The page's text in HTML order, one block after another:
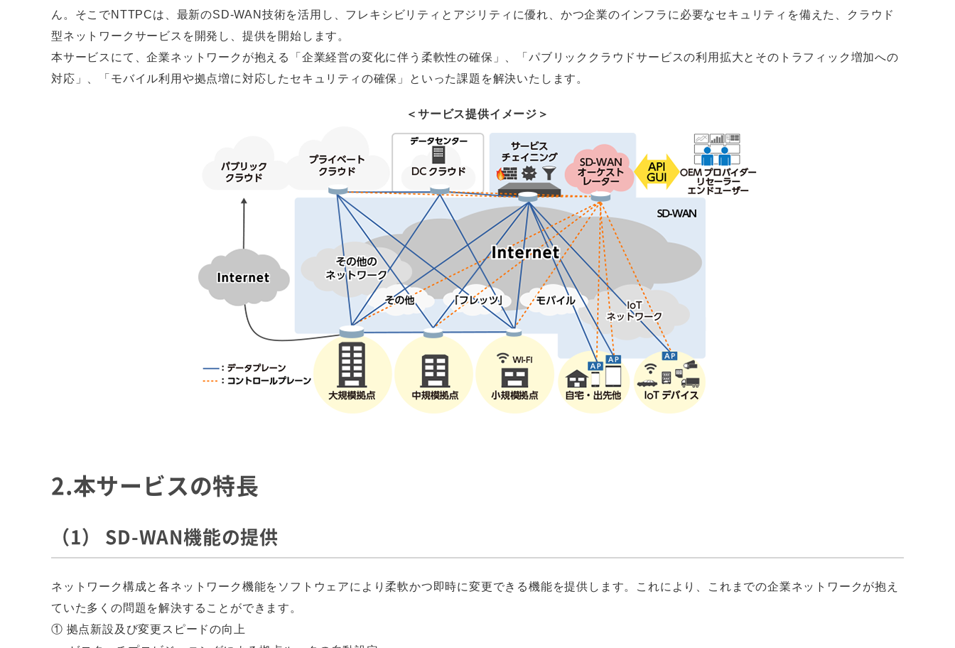
ん。そこでNTTPCは、最新のSD-WAN技術を活用し、フレキシビリティとアジリティに優れ、かつ企業のインフラに必要なセキュリティを備えた、クラウド
型ネットワークサービスを開発し、提供を開始します。
本サービスにて、企業ネットワークが抱える「企業経営の変化に伴う柔軟性の確保」、「パブリッククラウドサービスの利用拡大とそのトラフィック増加への
対応」、「モバイル利用や拠点増に対応したセキュリティの確保」といった課題を解決いたします。
＜サービス提供イメージ＞
2.本サービスの特長
（1） SD-WAN機能の提供
ネットワーク構成と各ネットワーク機能をソフトウェアにより柔軟かつ即時に変更できる機能を提供します。これにより、これまでの企業ネットワークが抱え
ていた多くの問題を解決することができます。
① 拠点新設及び変更スピードの向上